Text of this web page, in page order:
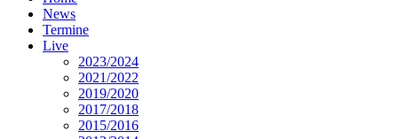
News
Termine
Live
2023/2024
2021/2022
2019/2020
2017/2018
2015/2016